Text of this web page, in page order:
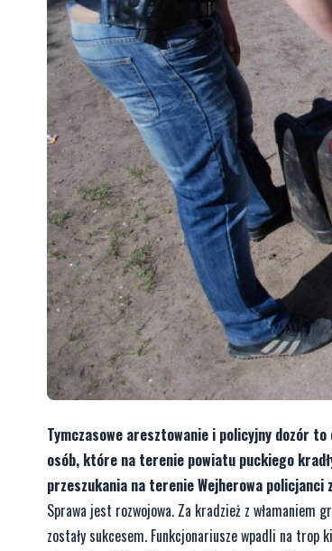
Tymczasowe aresztowanie i policyjny dozór
osób, które na terenie powiatu puckiego
przeszukania na terenie Wejherowa policjanci
Sprawa jest rozwojowa. Za kradzież z włamaniem
zostały sukcesem. Funkcjonariusze wpadli na trop